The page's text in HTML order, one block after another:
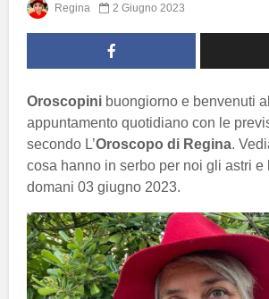
Regina 2 Giugno 2023
Oroscopini buongiorno e benvenuti
appuntamento quotidiano con le
secondo L’Oroscopo di Regina.
cosa hanno in serbo per noi gli astri e
domani 03 giugno 2023.